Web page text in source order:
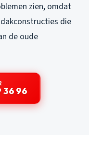
zien, omdat
die
de oude
36 96